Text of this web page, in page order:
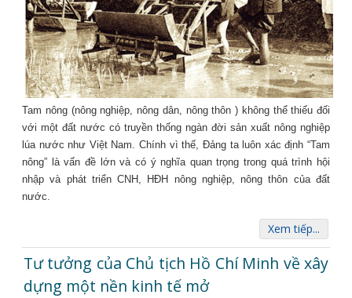
Tam nông (nông nghiệp, nông dân, nông thôn ) không thể thiếu đối
với một đất nước có truyền thống ngàn đời sản xuất nông nghiệp
lúa nước như Việt Nam.
Chính vì thế, Đảng ta luôn xác định “Tam
nông” là vấn đề lớn và có ý nghĩa quan trọng trong quá trình hội
nhập và phát triển CNH, HĐH nông nghiệp, nông thôn của đất
nước.
Xem tiếp...
Tư tưởng của Chủ tịch Hồ Chí Minh về xây
dựng một nền kinh tế mở